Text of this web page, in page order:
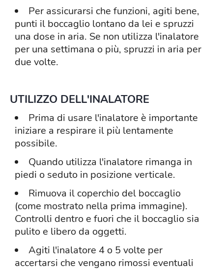
Per assicurarsi che funzioni, agiti bene,
punti il boccaglio lontano da lei e spruzzi
una dose in aria. Se non utilizza l'inalatore
per una settimana o più, spruzzi in aria per
due volte.
UTILIZZO DELL'INALATORE
Prima di usare l'inalatore è importante
iniziare a respirare il più lentamente
possibile.
Quando utilizza l'inalatore rimanga in
piedi o seduto in posizione verticale.
Rimuova il coperchio del boccaglio
(come mostrato nella prima immagine).
Controlli dentro e fuori che il boccaglio sia
pulito e libero da oggetti.
Agiti l'inalatore 4 o 5 volte per
accertarsi che vengano rimossi eventuali